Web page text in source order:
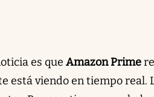
es que Amazon Prime
está viendo en tiempo